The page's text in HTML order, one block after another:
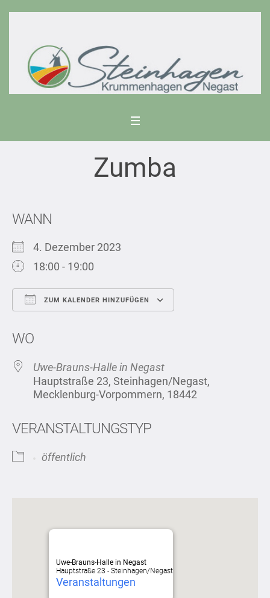
Zumba
WANN
4. Dezember 2023
18:00 - 19:00
ZUM KALENDER HINZUFÜGEN
WO
Uwe-Brauns-Halle in Negast
Hauptstraße 23, Steinhagen/Negast,
Mecklenburg-Vorpommern, 18442
VERANSTALTUNGSTYP
öffentlich
Uwe-Brauns-Halle in Negast
Hauptstraße 23 - Steinhagen/Negast
Veranstaltungen